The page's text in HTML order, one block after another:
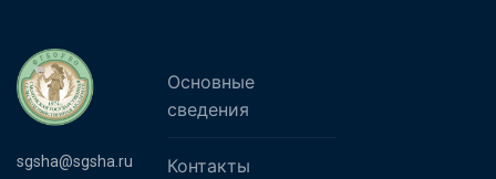
sgsha@sgsha.ru
Основные
сведения
Контакты